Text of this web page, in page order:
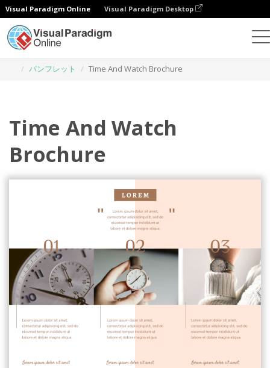
Visual Paradigm Online Visual Paradigm Desktop
パンフレット
Time And Watch Brochure
Time And Watch
Brochure